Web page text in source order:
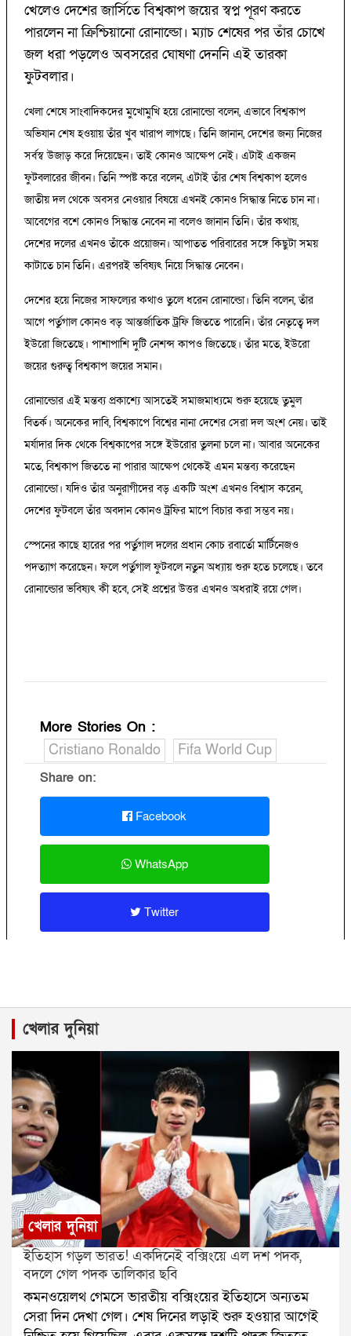
খেলেও দেশের জার্সিতে বিশ্বকাপ জয়ের স্বপ্ন পূরণ করতে
পারলেন না ক্রিশ্চিয়ানো রোনাল্ডো। ম্যাচ শেষের পর তাঁর চোখে
জল ধরা পড়লেও অবসরের ঘোষণা দেননি এই তারকা
ফুটবলার।
খেলা শেষে সাংবাদিকদের মুখোমুখি হয়ে রোনাল্ডো বলেন, এভাবে বিশ্বকাপ
অভিযান শেষ হওয়ায় তাঁর খুব খারাপ লাগছে। তিনি জানান, দেশের জন্য নিজের
সর্বস্ব উজাড় করে দিয়েছেন। তাই কোনও আক্ষেপ নেই। এটাই একজন
ফুটবলারের জীবন। তিনি স্পষ্ট করে বলেন, এটাই তাঁর শেষ বিশ্বকাপ হলেও
জাতীয় দল থেকে অবসর নেওয়ার বিষয়ে এখনই কোনও সিদ্ধান্ত নিতে চান না।
আবেগের বশে কোনও সিদ্ধান্ত নেবেন না বলেও জানান তিনি। তাঁর কথায়,
দেশের দলের এখনও তাঁকে প্রয়োজন। আপাতত পরিবারের সঙ্গে কিছুটা সময়
কাটাতে চান তিনি। এরপরই ভবিষ্যৎ নিয়ে সিদ্ধান্ত নেবেন।
দেশের হয়ে নিজের সাফল্যের কথাও তুলে ধরেন রোনাল্ডো। তিনি বলেন, তাঁর
আগে পর্তুগাল কোনও বড় আন্তর্জাতিক ট্রফি জিততে পারেনি। তাঁর নেতৃত্বে দল
ইউরো জিতেছে। পাশাপাশি দুটি নেশন্স কাপও জিতেছে। তাঁর মতে, ইউরো
জয়ের গুরুত্ব বিশ্বকাপ জয়ের সমান।
রোনাল্ডোর এই মন্তব্য প্রকাশ্যে আসতেই সমাজমাধ্যমে শুরু হয়েছে তুমুল
বিতর্ক। অনেকের দাবি, বিশ্বকাপে বিশ্বের নানা দেশের সেরা দল অংশ নেয়। তাই
মর্যাদার দিক থেকে বিশ্বকাপের সঙ্গে ইউরোর তুলনা চলে না। আবার অনেকের
মতে, বিশ্বকাপ জিততে না পারার আক্ষেপ থেকেই এমন মন্তব্য করেছেন
রোনাল্ডো। যদিও তাঁর অনুরাগীদের বড় একটি অংশ এখনও বিশ্বাস করেন,
দেশের ফুটবলে তাঁর অবদান কোনও ট্রফির মাপে বিচার করা সম্ভব নয়।
স্পেনের কাছে হারের পর পর্তুগাল দলের প্রধান কোচ রবার্তো মার্টিনেজও
পদত্যাগ করেছেন। ফলে পর্তুগাল ফুটবলে নতুন অধ্যায় শুরু হতে চলেছে। তবে
রোনাল্ডোর ভবিষ্যৎ কী হবে, সেই প্রশ্নের উত্তর এখনও অধরাই রয়ে গেল।
More Stories On :
Cristiano Ronaldo
Fifa World Cup
Share on:
Facebook
WhatsApp
Twitter
খেলার দুনিয়া
খেলার দুনিয়া
ইতিহাস গড়ল ভারত! একদিনেই বক্সিংয়ে এল দশ পদক,
বদলে গেল পদক তালিকার ছবি
কমনওয়েলথ গেমসে ভারতীয় বক্সিংয়ের ইতিহাসে অন্যতম
সেরা দিন দেখা গেল। শেষ দিনের লড়াই শুরু হওয়ার আগেই